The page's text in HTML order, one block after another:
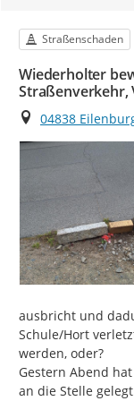
Kategorie
Straßenschaden
Wiederholter
Straßenverkehr,
Ort
04838
ausbricht und
Schule/Hort
werden, oder?
Gestern Abend
an die Stelle